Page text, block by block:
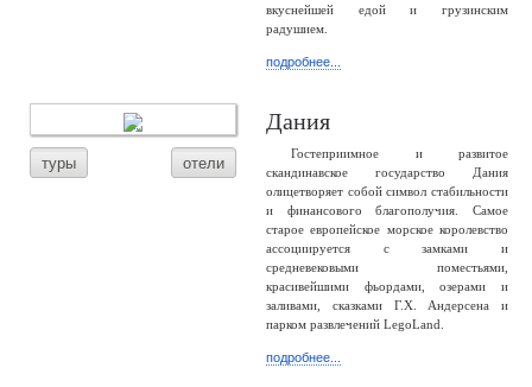
вкуснейшей едой и грузинским
радушием.
подробнее...
туры отели
Дания
Гостеприимное и развитое
скандинавское государство Дания
олицетворяет собой символ стабильности
и финансового благополучия. Самое
старое европейское морское королевство
ассоциируется с замками и
средневековыми поместьями,
красивейшими фьордами, озерами и
заливами, сказками Г.Х. Андерсена и
парком развлечений LegoLand.
подробнее...